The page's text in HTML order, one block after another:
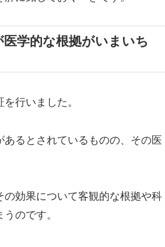
学的な根拠がいまいち
行いました。
るとされているものの、その医
効果について客観的な根拠や科
のです。